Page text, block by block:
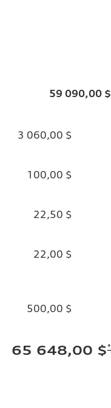
59 090,00 $
3 060,00 $
100,00 $
22,50 $
22,00 $
500,00 $
65 648,00 $*